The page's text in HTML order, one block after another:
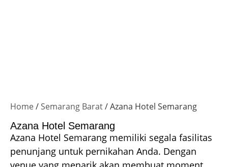
Home/ Semarang Barat/ Azana Hotel Semarang
Azana Hotel Semarang
Azana Hotel Semarang memiliki segala fasilitas
penunjang untuk pernikahan Anda. Dengan